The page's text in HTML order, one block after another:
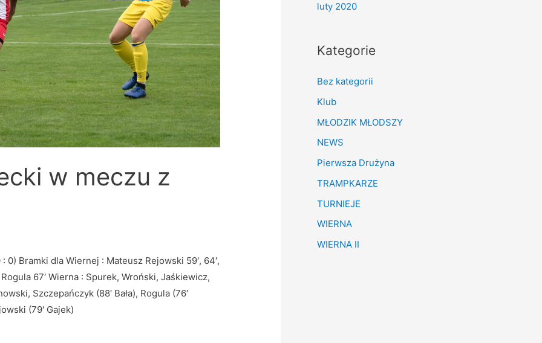
w meczu z
0) Bramki dla Wiernej : Mateusz Rejowski 59′, 64′,
67′ Wierna : Spurek, Wroński, Jaśkiewicz,
Szczepańczyk (88′ Bała), Rogula (76′
(79′ Gajek)
luty 2020
Kategorie
Bez kategorii
Klub
MŁODZIK MŁODSZY
NEWS
Pierwsza Drużyna
TRAMPKARZE
TURNIEJE
WIERNA
WIERNA II